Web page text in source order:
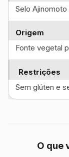
Selo Ajinomoto
Origem
Fonte vegetal
Restrições
Sem glúten e
O que